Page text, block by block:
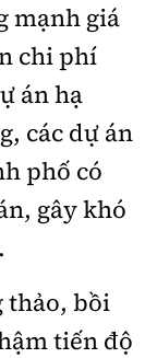
mạnh giá
chi phí
án hạ
các dự án
phố có
gây khó
thảo, bồi
tiến độ